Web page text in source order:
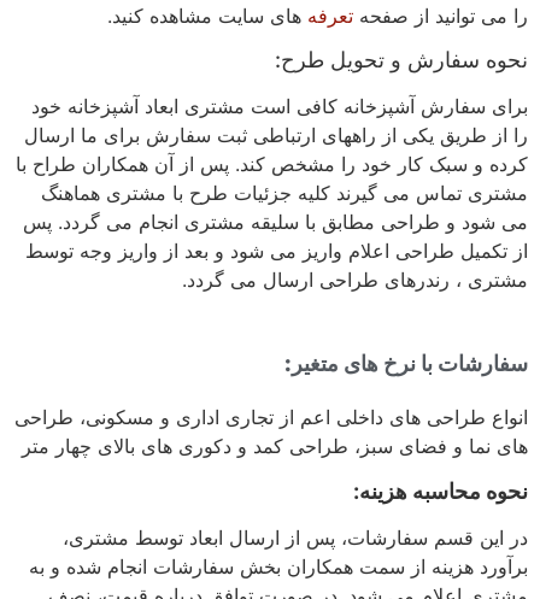
را می توانید از صفحه تعرفه های سایت مشاهده کنید.
نحوه سفارش و تحویل طرح:
برای سفارش آشپزخانه کافی است مشتری ابعاد آشپزخانه خود
را از طریق یکی از راههای ارتباطی ثبت سفارش برای ما ارسال
کرده و سبک کار خود را مشخص کند. پس از آن همکاران طراح با
مشتری تماس می گیرند کلیه جزئیات طرح با مشتری هماهنگ
می شود و طراحی مطابق با سلیقه مشتری انجام می گردد. پس
از تکمیل طراحی اعلام واریز می شود و بعد از واریز وجه توسط
مشتری ، رندرهای طراحی ارسال می گردد.
سفارشات با نرخ های متغیر:
انواع طراحی های داخلی اعم از تجاری اداری و مسکونی، طراحی
های نما و فضای سبز، طراحی کمد و دکوری های بالای چهار متر
نحوه محاسبه هزینه:
در این قسم سفارشات، پس از ارسال ابعاد توسط مشتری،
برآورد هزینه از سمت همکاران بخش سفارشات انجام شده و به